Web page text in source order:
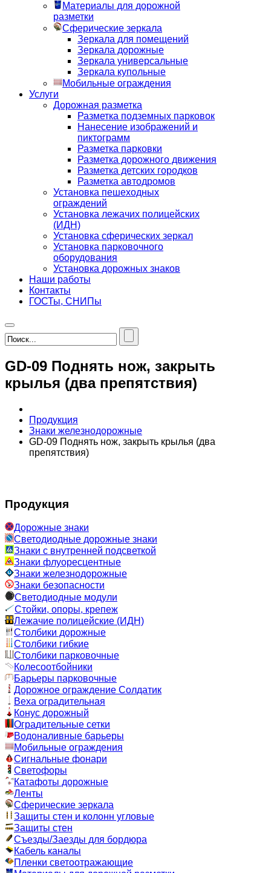
Материалы для дорожной
разметки
Сферические зеркала
Зеркала для помещений
Зеркала дорожные
Зеркала универсальные
Зеркала купольные
Мобильные ограждения
Услуги
Дорожная разметка
Разметка подземных парковок
Нанесение изображений и
пиктограмм
Разметка парковки
Разметка дорожного движения
Разметка детских городков
Разметка автодромов
Установка пешеходных
ограждений
Установка лежачих полицейских
(ИДН)
Установка сферических зеркал
Установка парковочного
оборудования
Установка дорожных знаков
Наши работы
Контакты
ГОСТы, СНИПы
GD-09 Поднять нож, закрыть
крылья (два препятствия)
Продукция
Знаки железнодорожные
GD-09 Поднять нож, закрыть крылья (два
препятствия)
Продукция
Дорожные знаки
Светодиодные дорожные знаки
Знаки с внутренней подсветкой
Знаки флуоресцентные
Знаки железнодорожные
Знаки безопасности
Светодиодные модули
Стойки, опоры, крепеж
Лежачие полицейские (ИДН)
Столбики дорожные
Столбики гибкие
Столбики парковочные
Колесоотбойники
Барьеры парковочные
Дорожное ограждение Солдатик
Веха оградительная
Конус дорожный
Оградительные сетки
Водоналивные барьеры
Мобильные ограждения
Сигнальные фонари
Светофоры
Катафоты дорожные
Ленты
Сферические зеркала
Защиты стен и колонн угловые
Защиты стен
Съезды/Заезды для бордюра
Кабель каналы
Пленки светоотражающие